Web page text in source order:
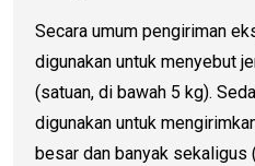
Secara umum pengiriman
digunakan untuk menyebut
(satuan, di bawah 5 kg).
digunakan untuk
besar dan banyak